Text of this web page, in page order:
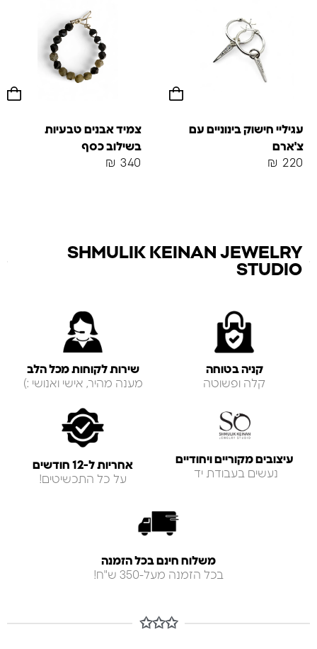
עגיליי חישוק בינוניים עם
צ'ארם
₪ 220
צמיד אבנים טבעיות
בשילוב כסף
₪ 340
SHMULIK KEINAN JEWELRY
STUDIO
קניה בטוחה
קלה ופשוטה
שירות לקוחות מכל הלב
מענה מהיר, אישי ואנושי :)
עיצובים מקוריים ויחודיים
נעשים בעבודת יד
אחריות ל-12 חודשים
על כל התכשיטים!
משלוח חינם בכל הזמנה
בכל הזמנה מעל-350 ש"ח!
✩✩✩